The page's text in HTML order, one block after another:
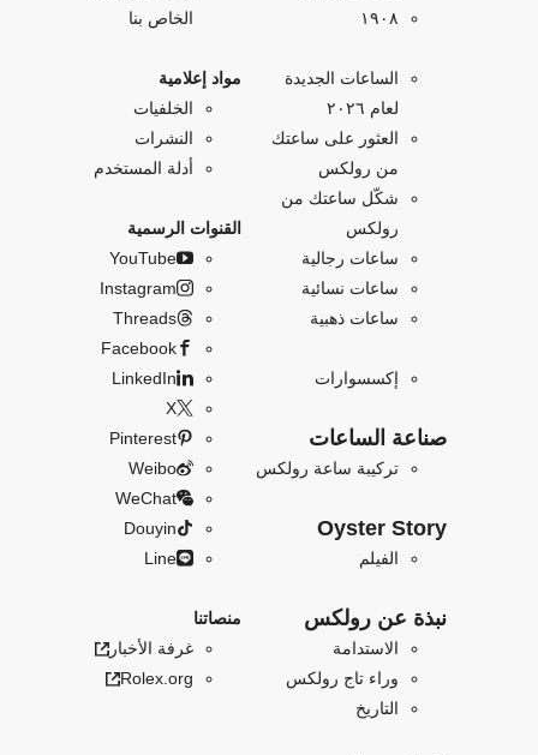
۱۹۰۸
الساعات الجديدة
لعام ٢٠٢٦
العثور على ساعتك
من رولكس
شكّل ساعتك من
رولكس
ساعات رجالية
ساعات نسائية
ساعات ذهبية
إكسسوارات
صناعة الساعات
تركيبة ساعة رولكس
Oyster Story
الفيلم
نبذة عن رولكس
الاستدامة
وراء تاج رولكس
التاريخ
الخاص بنا
مواد إعلامية
الخلفيات
النشرات
أدلة المستخدم
القنوات الرسمية
YouTube
Instagram
Threads
Facebook
LinkedIn
X
Pinterest
Weibo
WeChat
Douyin
Line
منصاتنا
غرفة الأخبار
Rolex.org